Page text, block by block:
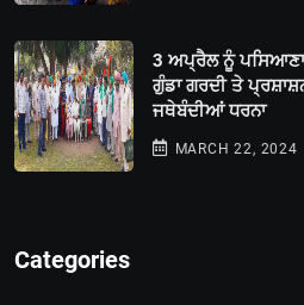
3 ਅਪ੍ਰੈਲ ਨੂੰ ਪਸਿਆਣਾ
ਗੁੰਡਾ ਗਰਦੀ ਤੇ
ਜਥੇਬੰਦੀਆਂ ਧਰਨਾ
MARCH 22, 2024
Categories